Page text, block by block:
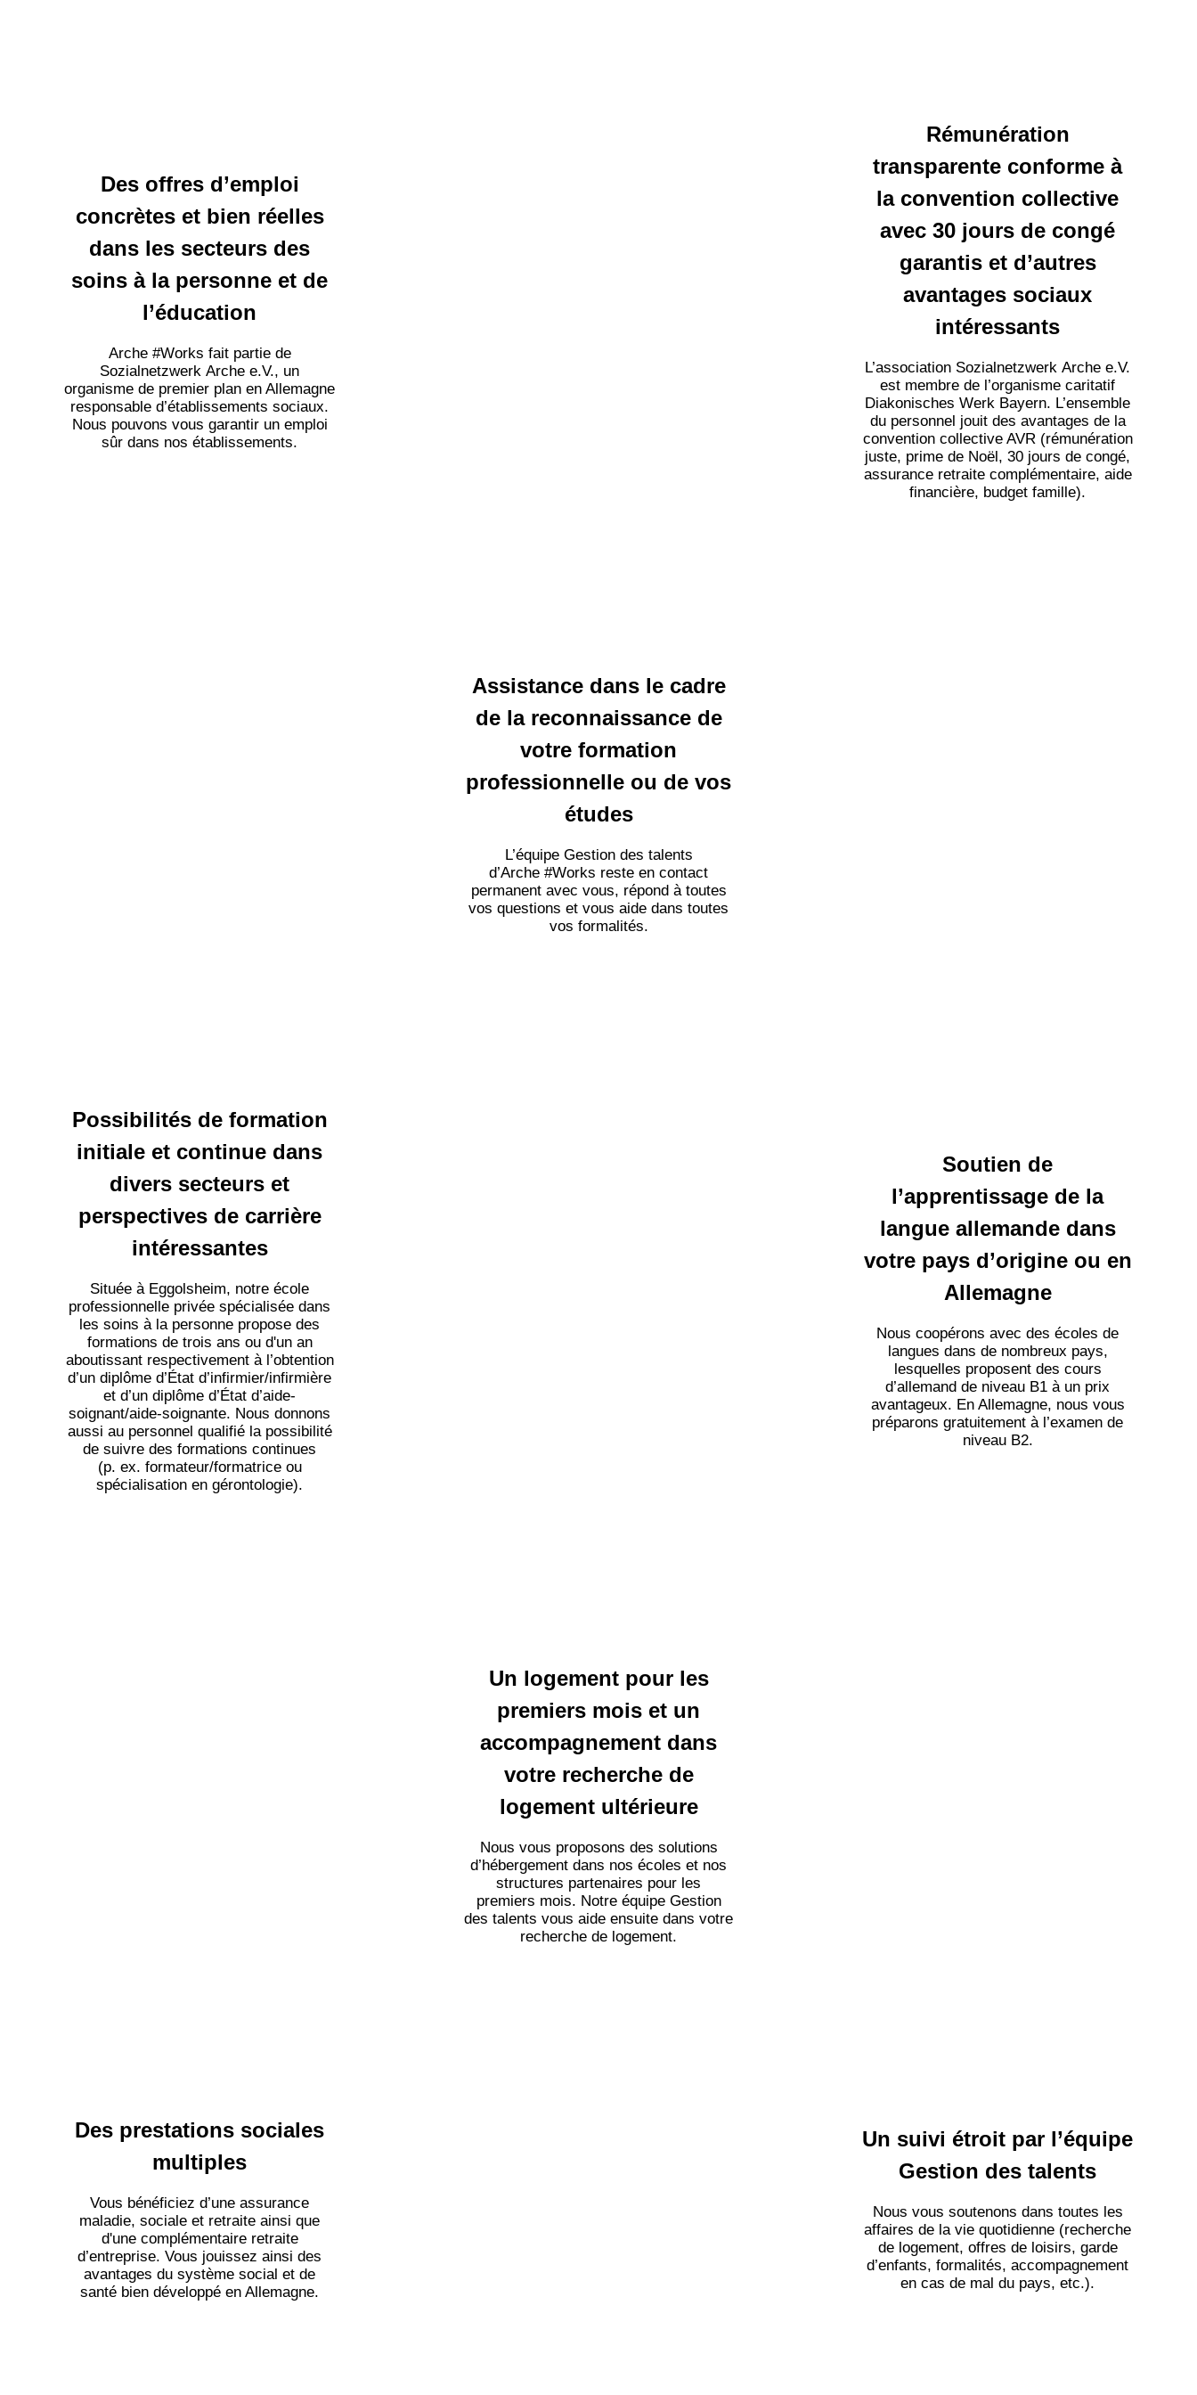
Des offres d’emploi
concrètes et bien réelles
dans les secteurs des
soins à la personne et de
l’éducation
Arche #Works fait partie de
Sozialnetzwerk Arche e.V., un
organisme de premier plan en Allemagne
responsable d’établissements sociaux.
Nous pouvons vous garantir un emploi
sûr dans nos établissements.
Rémunération
transparente conforme à
la convention collective
avec 30 jours de congé
garantis et d’autres
avantages sociaux
intéressants
L’association Sozialnetzwerk Arche e.V.
est membre de l’organisme caritatif
Diakonisches Werk Bayern. L’ensemble
du personnel jouit des avantages de la
convention collective AVR (rémunération
juste, prime de Noël, 30 jours de congé,
assurance retraite complémentaire, aide
financière, budget famille).
Assistance dans le cadre
de la reconnaissance de
votre formation
professionnelle ou de vos
études
L’équipe Gestion des talents
d’Arche #Works reste en contact
permanent avec vous, répond à toutes
vos questions et vous aide dans toutes
vos formalités.
Possibilités de formation
initiale et continue dans
divers secteurs et
perspectives de carrière
intéressantes
Située à Eggolsheim, notre école
professionnelle privée spécialisée dans
les soins à la personne propose des
formations de trois ans ou d'un an
aboutissant respectivement à l’obtention
d’un diplôme d’État d’infirmier/infirmière
et d’un diplôme d’État d’aide-
soignant/aide-soignante. Nous donnons
aussi au personnel qualifié la possibilité
de suivre des formations continues
(p. ex. formateur/formatrice ou
spécialisation en gérontologie).
Soutien de
l’apprentissage de la
langue allemande dans
votre pays d’origine ou en
Allemagne
Nous coopérons avec des écoles de
langues dans de nombreux pays,
lesquelles proposent des cours
d’allemand de niveau B1 à un prix
avantageux. En Allemagne, nous vous
préparons gratuitement à l’examen de
niveau B2.
Un logement pour les
premiers mois et un
accompagnement dans
votre recherche de
logement ultérieure
Nous vous proposons des solutions
d’hébergement dans nos écoles et nos
structures partenaires pour les
premiers mois. Notre équipe Gestion
des talents vous aide ensuite dans votre
recherche de logement.
Des prestations sociales
multiples
Vous bénéficiez d’une assurance
maladie, sociale et retraite ainsi que
d'une complémentaire retraite
d’entreprise. Vous jouissez ainsi des
avantages du système social et de
santé bien développé en Allemagne.
Un suivi étroit par l’équipe
Gestion des talents
Nous vous soutenons dans toutes les
affaires de la vie quotidienne (recherche
de logement, offres de loisirs, garde
d’enfants, formalités, accompagnement
en cas de mal du pays, etc.).